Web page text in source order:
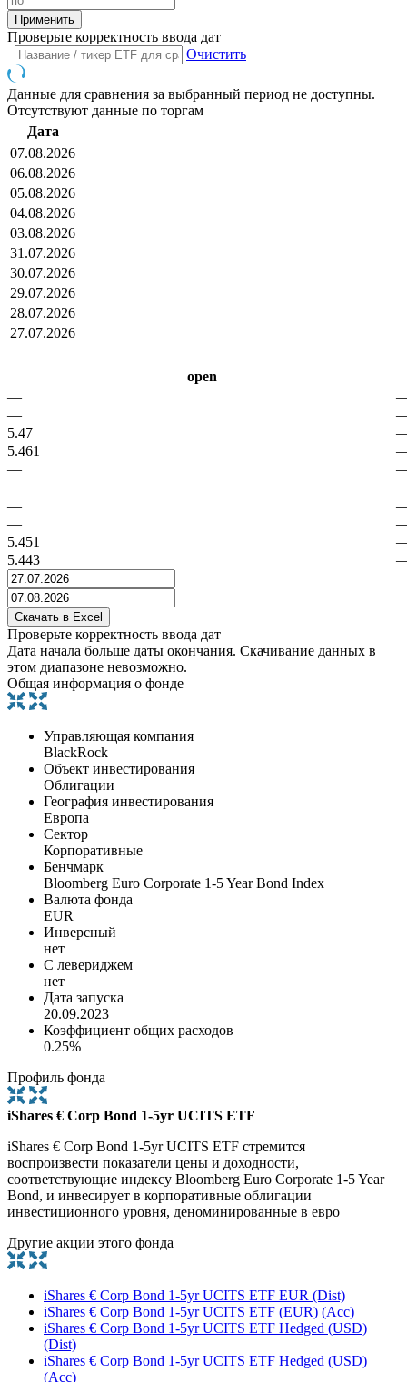
Проверьте корректность ввода дат
Очистить
Данные для сравнения за выбранный период не доступны.
Отсутствуют данные по торгам
Дата
07.08.2026
06.08.2026
05.08.2026
04.08.2026
03.08.2026
31.07.2026
30.07.2026
29.07.2026
28.07.2026
27.07.2026
open
—
—
5.47
5.461
—
—
—
—
5.451
5.443
Проверьте корректность ввода дат
Дата начала больше даты окончания. Скачивание данных в
этом диапазоне невозможно.
Общая информация о фонде
Управляющая компания
BlackRock
Объект инвестирования
Облигации
География инвестирования
Европа
Сектор
Корпоративные
Бенчмарк
Bloomberg Euro Corporate 1-5 Year Bond Index
Валюта фонда
EUR
Инверсный
нет
С левериджем
нет
Дата запуска
20.09.2023
Коэффициент общих расходов
0.25%
Профиль фонда
iShares € Corp Bond 1-5yr UCITS ETF
iShares € Corp Bond 1-5yr UCITS ETF стремится
воспроизвести показатели цены и доходности,
соответствующие индексу Bloomberg Euro Corporate 1-5 Year
Bond, и инвесирует в корпоративные облигации
инвестиционного уровня, деноминированные в евро
Другие акции этого фонда
iShares € Corp Bond 1-5yr UCITS ETF EUR (Dist)
iShares € Corp Bond 1-5yr UCITS ETF (EUR) (Acc)
iShares € Corp Bond 1-5yr UCITS ETF Hedged (USD)
(Dist)
iShares € Corp Bond 1-5yr UCITS ETF Hedged (USD)
(Acc)